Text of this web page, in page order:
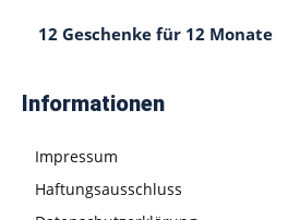
12 Geschenke für 12 Monate
Informationen
Impressum
Haftungsausschluss